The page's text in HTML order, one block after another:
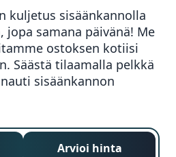
kuljetus sisäänkannolla
jopa samana päivänä! Me
ostoksen kotiisi
Säästä tilaamalla pelkkä
sisäänkannon
Arvioi hinta